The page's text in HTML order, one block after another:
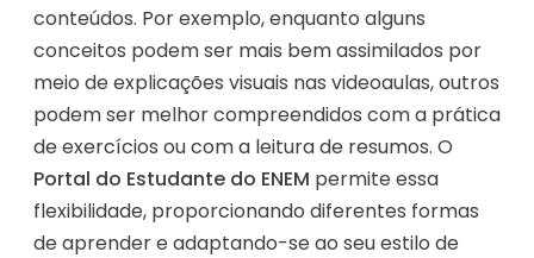
conteúdos. Por exemplo, enquanto alguns
conceitos podem ser mais bem assimilados por
meio de explicações visuais nas videoaulas, outros
podem ser melhor compreendidos com a prática
de exercícios ou com a leitura de resumos. O
Portal do Estudante do ENEM permite essa
flexibilidade, proporcionando diferentes formas
de aprender e adaptando-se ao seu estilo de